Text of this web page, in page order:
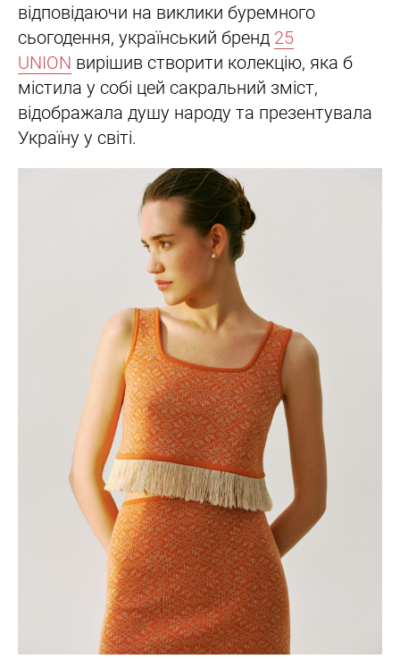
відповідаючи на виклики буремного
сьогодення, український бренд 25
UNION вирішив створити колекцію, яка б
містила у собі цей сакральний зміст,
відображала душу народу та презентувала
Україну у світі.